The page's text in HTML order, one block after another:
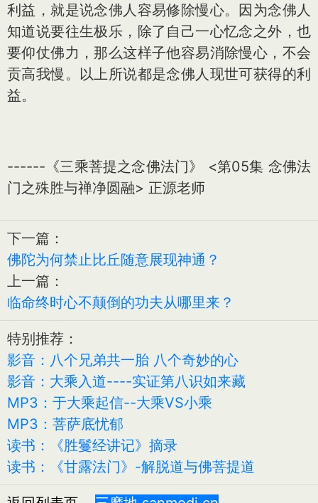
利益，就是说念佛人容易修除慢心。因为念佛人
知道说要往生极乐，除了自己一心忆念之外，也
要仰仗佛力，那么这样子他容易消除慢心，不会
贡高我慢。以上所说都是念佛人现世可获得的利
益。
------《三乘菩提之念佛法门》 <第05集 念佛法
门之殊胜与禅净圆融> 正源老师
下一篇：
佛陀为何禁止比丘随意展现神通？
上一篇：
临命终时心不颠倒的功夫从哪里来？
特别推荐：
影音：八个兄弟共一胎 八个奇妙的心
影音：大乘入道----实证第八识如来藏
MP3：于大乘起信--大乘VS小乘
MP3：菩萨底忧郁
读书：《胜鬘经讲记》摘录
读书：《甘露法门》-解脱道与佛菩提道